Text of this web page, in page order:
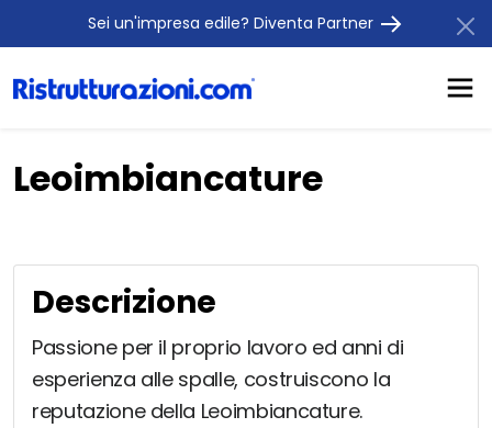
Sei un'impresa edile? Diventa Partner
Leoimbiancature
Descrizione
Passione per il proprio lavoro ed anni di
esperienza alle spalle, costruiscono la
reputazione della Leoimbiancature.